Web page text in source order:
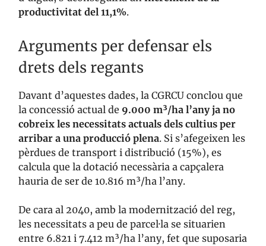
productivitat del 11,1%.
Arguments per defensar els
drets dels regants
Davant d’aquestes dades, la CGRCU conclou que
la concessió actual de 9.000 m³/ha l’any ja no
cobreix les necessitats actuals dels cultius per
arribar a una producció plena. Si s’afegeixen les
pèrdues de transport i distribució (15%), es
calcula que la dotació necessària a capçalera
hauria de ser de 10.816 m³/ha l’any.
De cara al 2040, amb la modernització del reg,
les necessitats a peu de parcel·la se situarien
entre 6.821 i 7.412 m³/ha l’any, fet que suposaria